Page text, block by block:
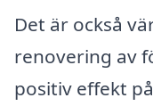
Det är också
renovering av
positiv effekt